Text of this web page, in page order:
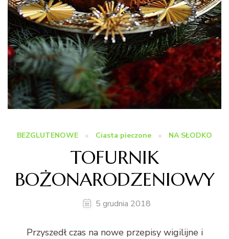
BEZGLUTENOWE Ciasta pieczone NA SŁODKO
TOFURNIK
BOŻONARODZENIOWY
5 grudnia 2018
Przyszedł czas na nowe przepisy wigilijne i